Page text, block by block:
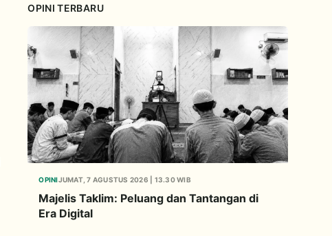
OPINI TERBARU
OPINIJUMAT, 7 AGUSTUS 2026 | 13.30 WIB
Majelis Taklim: Peluang dan Tantangan di
Era Digital